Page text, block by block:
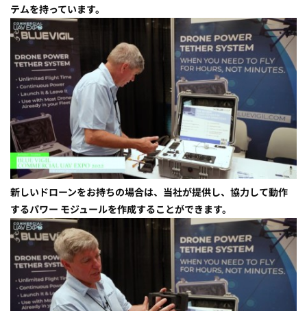
テムを持っています。
新しいドローンをお持ちの場合は、当社が提供し、協力して動作
するパワー モジュールを作成することができます。